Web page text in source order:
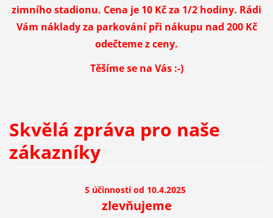
zimního stadionu. Cena je 10 Kč za 1/2 hodiny. Rádi
Vám náklady za parkování při nákupu nad 200 Kč
odečteme z ceny.
Těšíme se na Vás :-)
Skvělá zpráva pro naše
zákazníky
S účinností od 10.4.2025
zlevňujeme